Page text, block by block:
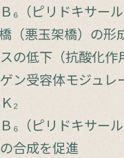
₆（ピリドキサール
（悪玉架橋）の形
の低下（抗酸化作
ン受容体モジュレ
₂
₆（ピリドキサール
合成を促進